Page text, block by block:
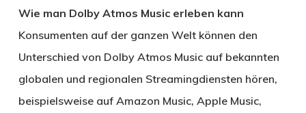
Wie man Dolby Atmos Music erleben kann
Konsumenten auf der ganzen Welt können den
Unterschied von Dolby Atmos Music auf bekannten
globalen und regionalen Streamingdiensten hören,
beispielsweise auf Amazon Music, Apple Music,